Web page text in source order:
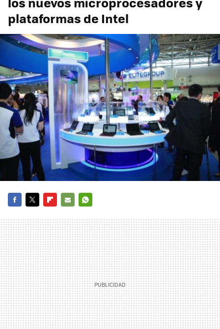
plataformas de Intel
MAIL